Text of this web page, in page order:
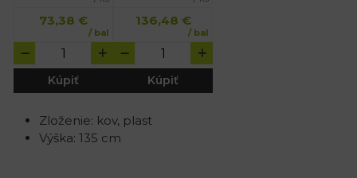
73,38 €
/ bal
Kúpiť
136,48 €
/ bal
Kúpiť
Zloženie: kov, plast
Výška: 135 cm